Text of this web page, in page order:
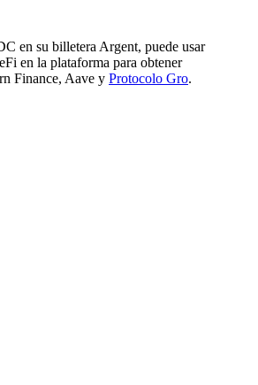
en su billetera Argent, puede usar
en la plataforma para obtener
Finance, Aave y Protocolo Gro.